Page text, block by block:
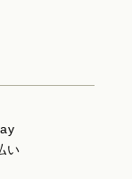
い